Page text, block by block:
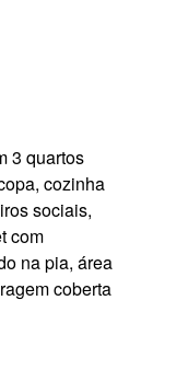
3 quartos
cozinha
sociais,
com
na pia, área
coberta